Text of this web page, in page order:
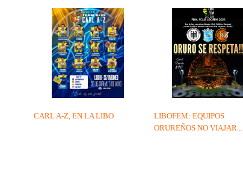
LIBOFEM: EQUIPOS
ORUREÑOS NO VIAJAR...
CARL A-Z, EN LA LIBO